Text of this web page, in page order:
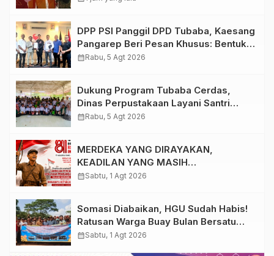
DPP PSI Panggil DPD Tubaba, Kaesang
Pangarep Beri Pesan Khusus: Bentuk
Struktur Hingga TPS Demi
calendar_monthRabu, 5 Agt 2026
Dukung Program Tubaba Cerdas,
Dinas Perpustakaan Layani Santri
Ponpes Darul Hidayah Al Anshori
calendar_monthRabu, 5 Agt 2026
MERDEKA YANG DIRAYAKAN,
KEADILAN YANG MASIH
DIPERJUANGKAN
calendar_monthSabtu, 1 Agt 2026
Somasi Diabaikan, HGU Sudah Habis!
Ratusan Warga Buay Bulan Bersatu
Beri Peringatan Terakhir Ke PTPN 1
calendar_monthSabtu, 1 Agt 2026